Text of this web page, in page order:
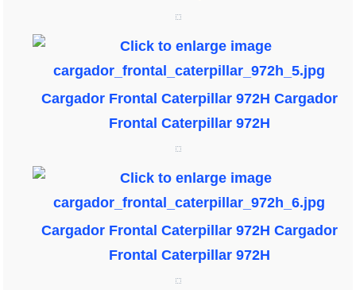
Cargador Frontal Caterpillar 972H Cargador
Frontal Caterpillar 972H
Cargador Frontal Caterpillar 972H Cargador
Frontal Caterpillar 972H